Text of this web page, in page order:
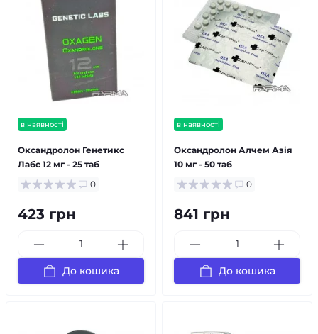
в наявності
Оксандролон Генетикс
Лабс 12 мг - 25 таб
0
423 грн
До кошика
в наявності
Оксандролон Алчем Азія
10 мг - 50 таб
0
841 грн
До кошика